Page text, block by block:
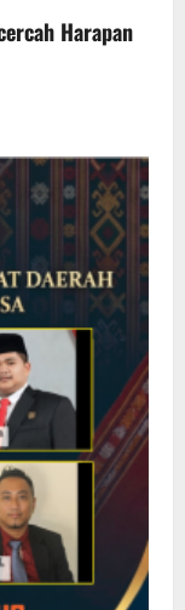
Harapan